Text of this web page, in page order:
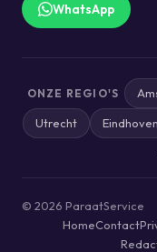
WhatsApp
ONZE REGIO'S
Utrecht Eindhoven
© 2026 ParaatService
HomeContact